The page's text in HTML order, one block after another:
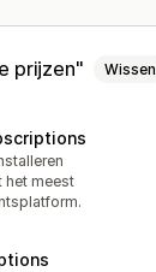
prijzen Wissen
het meest